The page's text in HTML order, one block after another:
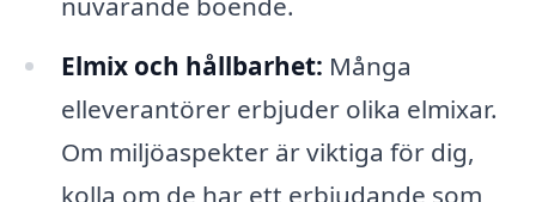
Elmix och hållbarhet: Många
elleverantörer erbjuder olika elmixar.
Om miljöaspekter är viktiga för dig,
kolla om de har ett erbjudande som